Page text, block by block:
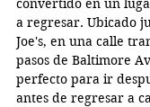
convertido en un
a regresar. Ubicado
Joe's, en una calle
pasos de Baltimore
perfecto para ir
antes de regresar a